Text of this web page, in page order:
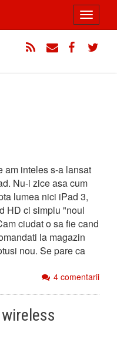
Toggle
am inteles s-a lansat
Nu-i zice asa cum
lumea nici iPad 3,
HD ci simplu "noul
ciudat o sa fie cand
la magazin
nou. Se pare ca
4 comentarii